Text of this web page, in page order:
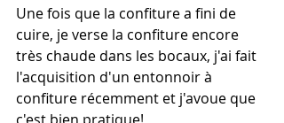
Une fois que la confiture a fini de
cuire, je verse la confiture encore
très chaude dans les bocaux, j'ai fait
l'acquisition d'un entonnoir à
confiture récemment et j'avoue que